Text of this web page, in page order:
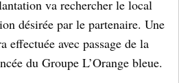
va rechercher le local
désirée par le partenaire. Une
avec passage de la
du Groupe L’Orange bleue.